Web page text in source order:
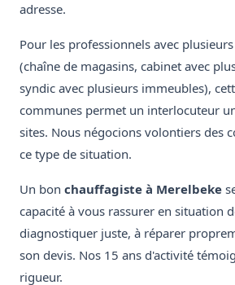
adresse.
Pour les professionnels avec
(chaîne de magasins, cabinet avec
syndic avec plusieurs immeubles),
communes permet un interlocuteur
sites. Nous négocions volontiers des
ce type de situation.
Un bon chauffagiste à Merelbeke
capacité à vous rassurer en situation
diagnostiquer juste, à réparer
son devis. Nos 15 ans d'activité
rigueur.